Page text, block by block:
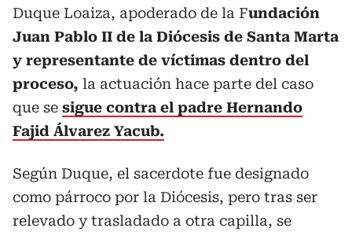
Duque Loaiza, apoderado de la Fundación
Juan Pablo II de la Diócesis de Santa Marta
y representante de víctimas dentro del
proceso, la actuación hace parte del caso
que se sigue contra el padre Hernando
Fajid Álvarez Yacub.
Según Duque, el sacerdote fue designado
como párroco por la Diócesis, pero tras ser
relevado y trasladado a otra capilla, se